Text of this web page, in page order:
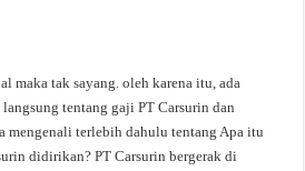
maka tak sayang. oleh karena itu, ada
tentang gaji PT Carsurin dan
mengenali terlebih dahulu tentang Apa itu
didirikan? PT Carsurin bergerak di